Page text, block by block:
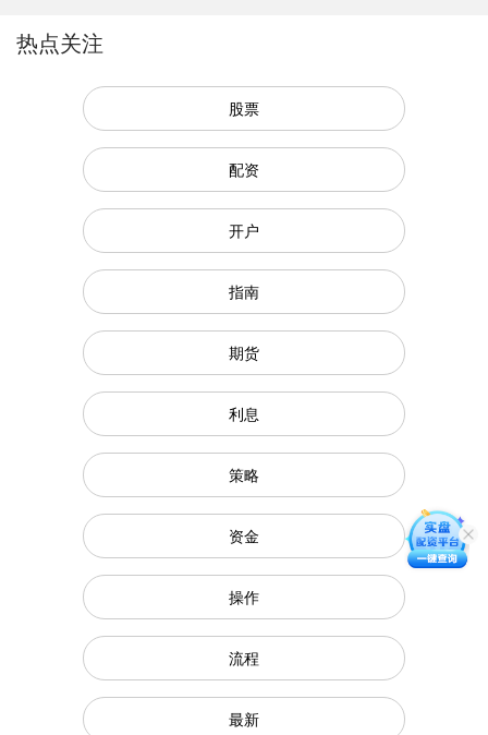
热点关注
股票
配资
开户
指南
期货
利息
策略
资金
操作
流程
最新